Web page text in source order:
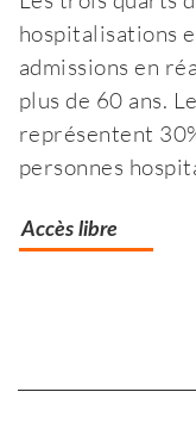
le
a
hospitalisations
admissions en
plus de 60 ans.
représentent
personnes
Accès libre
Separateur